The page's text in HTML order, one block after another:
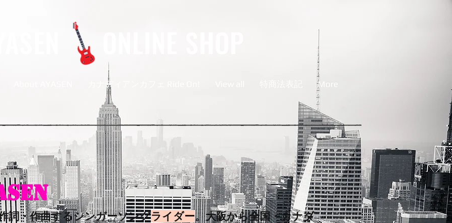
カナディアンカフェ Ride On! More
詞・作曲するシンガーソングライダー。大阪から全国・カナダ